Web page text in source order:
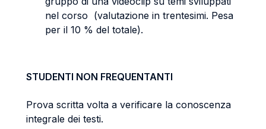
nel corso (valutazione in trentesimi. Pesa
per il 10 % del totale).
STUDENTI NON FREQUENTANTI
Prova scritta volta a verificare la conoscenza
integrale dei testi.